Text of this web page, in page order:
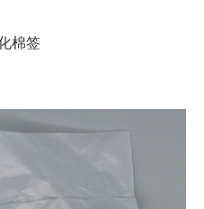
棉签